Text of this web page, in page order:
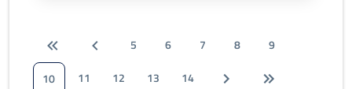
5 6 7 8
9
10
11 12 13 14